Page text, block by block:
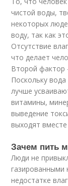
чистой воды,
некоторых
воду, так как
Отсутствие
что делает
Второй фактор
Поскольку
лучше
витамины,
выведение
выходят
Зачем пить
Люди не
газированными
недостатке